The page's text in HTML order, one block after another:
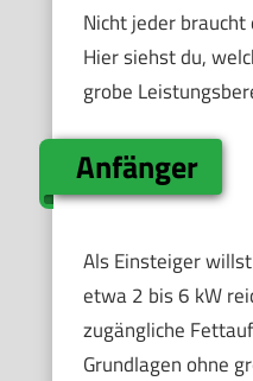
Nicht jeder
Hier siehst du,
grobe
Anfänger
Als Einsteiger
etwa 2 bis 6 kW
zugängliche
Grundlagen ohne